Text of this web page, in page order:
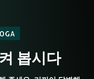
봅시다